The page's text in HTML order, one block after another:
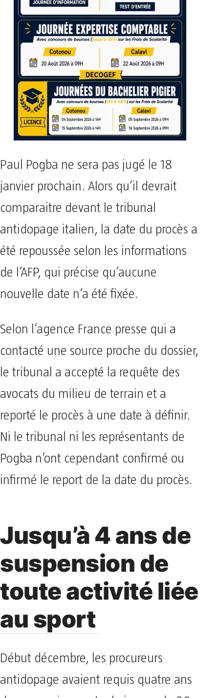
Paul Pogba ne sera pas jugé le 18
janvier prochain. Alors qu’il devrait
comparaitre devant le tribunal
antidopage italien, la date du procès a
été repoussée selon les informations
de l’AFP, qui précise qu’aucune
nouvelle date n’a été fixée.
Selon l’agence France presse qui a
contacté une source proche du dossier,
le tribunal a accepté la requête des
avocats du milieu de terrain et a
reporté le procès à une date à définir.
Ni le tribunal ni les représentants de
Pogba n’ont cependant confirmé ou
infirmé le report de la date du procès.
Jusqu’à 4 ans de
suspension de
toute activité liée
au sport
Début décembre, les procureurs
antidopage avaient requis quatre ans